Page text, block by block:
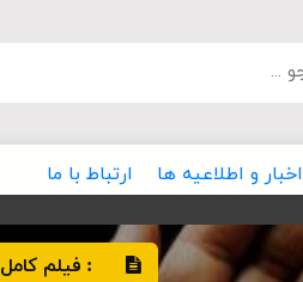
اخبار و اطلاعیه ها ارتباط با ما
: فیلم کامل